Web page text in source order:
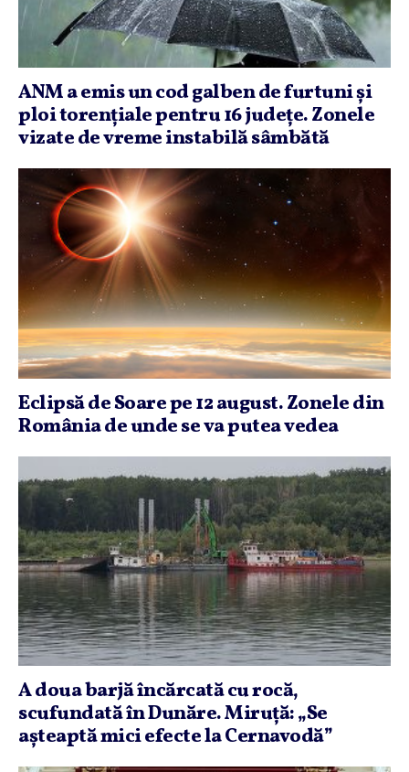
ANM a emis un cod galben de furtuni şi
ploi torenţiale pentru 16 judeţe. Zonele
vizate de vreme instabilă sâmbătă
Eclipsă de Soare pe 12 august. Zonele din
România de unde se va putea vedea
A doua barjă încărcată cu rocă,
scufundată în Dunăre. Miruţă: „Se
aşteaptă mici efecte la Cernavodă”